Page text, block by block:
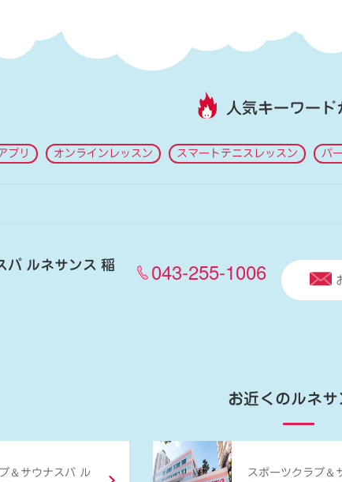
人気キーワード
プリ オンラインレッスン スマートテニスレッスン パ
パ ルネサンス 稲 043-255-1006
お近くのルネサ
＆ サウナスパ ル
スポーツクラブ ＆